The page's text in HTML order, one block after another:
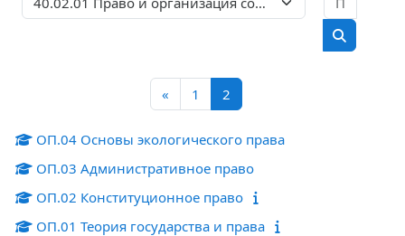
Категории курсов
Поиск
«Предыдущая страница
1 Страница 1
2Страница 2
ОП.04 Основы экологического права
ОП.03 Административное право
ОП.02 Конституционное право
ОП.01 Теория государства и права